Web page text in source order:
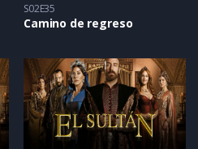
S02E35
Camino de regreso